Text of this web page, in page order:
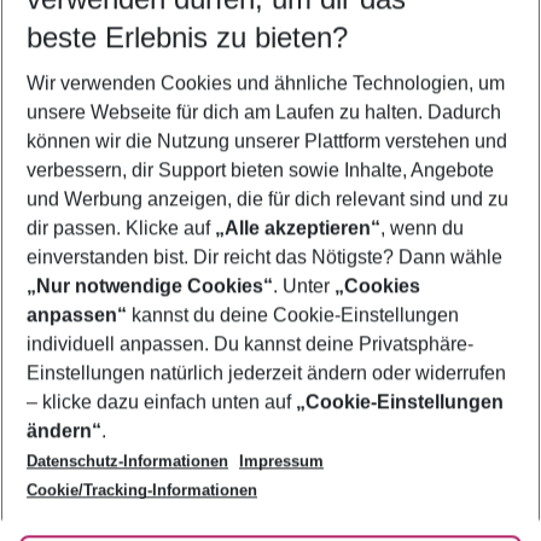
Flug & Hotel Calas de Mallorca
Frübucher Angebote Calas de Mallorca für 2026
Familienurlaub Calas de Mallorca
Last Minute Calas de Mallorca
Urlaub Calas de Mallorca
Footer
Footer navigation
Über uns
AGB
Bestpreisgarantie
Cookie-Einstellungen ändern
Cookie-Richtlinie
Agenturbetreuung
Barrierefreies Reisen
Folge uns
beste Erlebnis zu bieten?
Wir verwenden Cookies und ähnliche Technologien, um
unsere Webseite für dich am Laufen zu halten. Dadurch
können wir die Nutzung unserer Plattform verstehen und
verbessern, dir Support bieten sowie Inhalte, Angebote
und Werbung anzeigen, die für dich relevant sind und zu
dir passen. Klicke auf „Alle akzeptieren“, wenn du
einverstanden bist. Dir reicht das Nötigste? Dann wähle
„Nur notwendige Cookies“. Unter „Cookies
anpassen“ kannst du deine Cookie-Einstellungen
individuell anpassen. Du kannst deine Privatsphäre-
Einstellungen natürlich jederzeit ändern oder widerrufen
– klicke dazu einfach unten auf „Cookie-Einstellungen
ändern“.
Datenschutz-Informationen
Impressum
Cookie/Tracking-Informationen